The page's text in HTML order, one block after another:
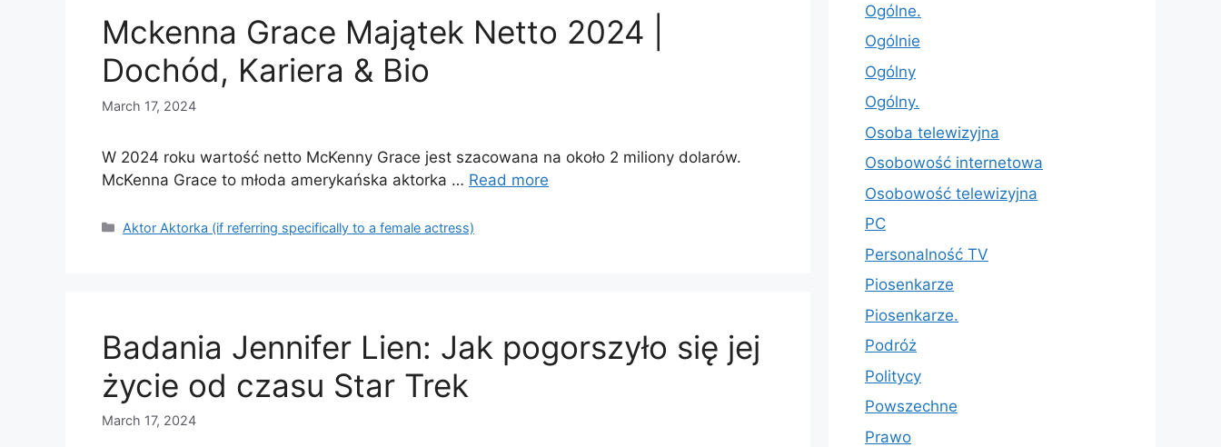
Mckenna Grace Majątek Netto 2024 |
Dochód, Kariera & Bio
March 17, 2024
W 2024 roku wartość netto McKenny Grace jest szacowana na około 2 miliony dolarów.
McKenna Grace to młoda amerykańska aktorka … Read more
Categories
Aktor Aktorka (if referring specifically to a female actress)
Badania Jennifer Lien: Jak pogorszyło się jej
życie od czasu Star Trek
March 17, 2024
Ogólne.
Ogólnie
Ogólny
Ogólny.
Osoba telewizyjna
Osobowość internetowa
Osobowość telewizyjna
PC
Personalność TV
Piosenkarze
Piosenkarze.
Podróż
Politycy
Powszechne
Prawo